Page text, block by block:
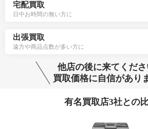
宅配買取
日中お時間の無い方に
出張買取
遠方や商品点数が多い方に
他店の後に来てくださ
買取価格に自信があり
有名買取店3社との